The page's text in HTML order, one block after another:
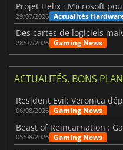
Projet Helix : Microsoft
29/07/2026 Actualités
28/07/2026 Gaming News
ACTUALITÉS, BONS
06/08/2026 Gaming News
05/08/2026 Gaming News